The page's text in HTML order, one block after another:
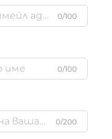
0/100
0/100
0/200